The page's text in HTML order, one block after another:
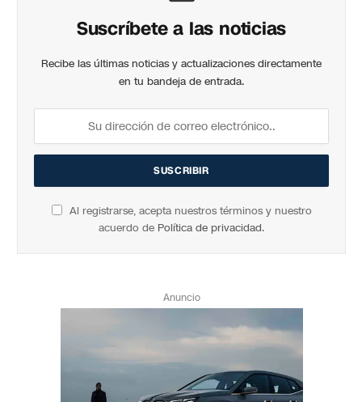
Suscríbete a las noticias
Recibe las últimas noticias y actualizaciones directamente
en tu bandeja de entrada.
Al registrarse, acepta nuestros términos y nuestro
acuerdo de Política de privacidad.
Anuncio